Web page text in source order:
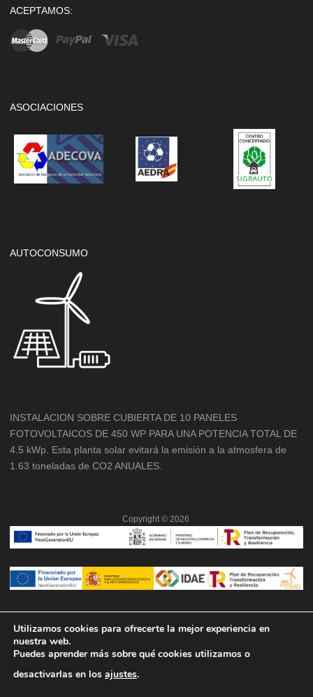
ACEPTAMOS:
ASOCIACIONES
AUTOCONSUMO
INSTALACION SOBRE CUBIERTA DE 10 PANELES
FOTOVOLTAICOS DE 450 WP PARA UNA POTENCIA TOTAL DE
4.5 kWp. Esta planta solar evitará la emisión a la atmosfera de
1.63 toneladas de CO2 ANUALES.
Copyright © 2026
Utilizamos cookies para ofrecerte la mejor experiencia en
nuestra web.
Puedes aprender más sobre qué cookies utilizamos o
desactivarlas en los ajustes.